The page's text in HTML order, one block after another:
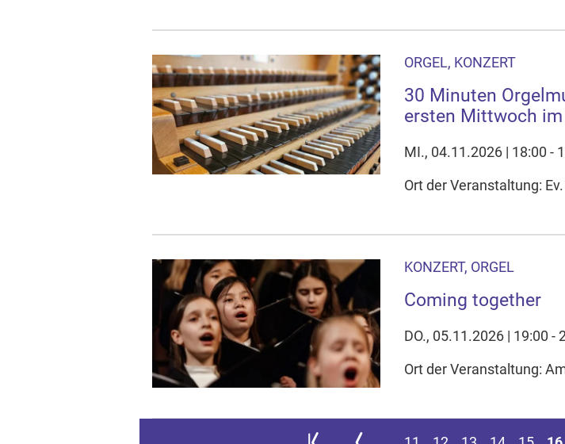
ORGEL, KONZERT
30 Minuten
ersten Mittwoch
MI., 04.11.2026 | 18:00 -
Ort der Veranstaltung:
KONZERT, ORGEL
Coming together
DO., 05.11.2026 | 19:00 -
Ort der Veranstaltung:
Zur ersten Seite springen
Zur vorherigen Seite